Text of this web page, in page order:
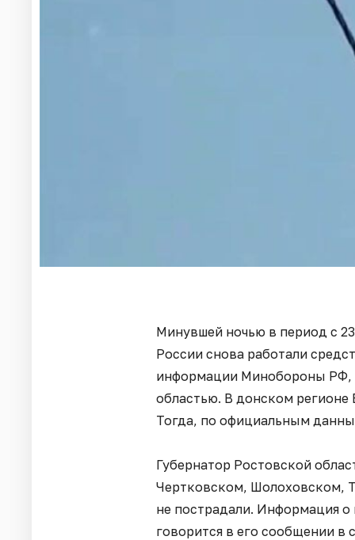
Минувшей ночью в период с
России снова работали
информации Минобороны РФ,
областью. В донском
Тогда, по официальным
Губернатор Ростовской
Чертковском, Шолоховском,
не пострадали. Информация о
говорится в его сообщении в